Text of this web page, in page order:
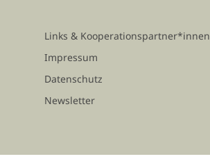
Links & Kooperationspartner*innen
Impressum
Datenschutz
Newsletter